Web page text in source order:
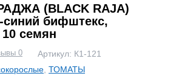
(BLACK RAJA)
бифштекс,
семян
0 Артикул: К1-121
ТОМАТЫ